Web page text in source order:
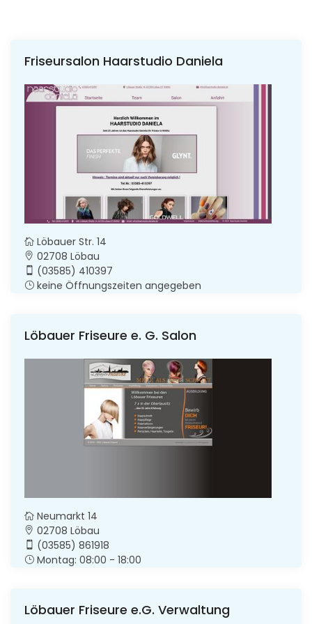
Friseursalon Haarstudio Daniela
Löbauer Str. 14
02708 Löbau
(03585) 410397
keine Öffnungszeiten angegeben
Löbauer Friseure e. G. Salon
Neumarkt 14
02708 Löbau
(03585) 861918
Montag: 08:00 - 18:00
Löbauer Friseure e.G. Verwaltung